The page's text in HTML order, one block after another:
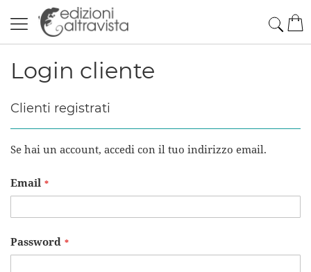
al
contenuto
Login cliente
Clienti registrati
Se hai un account, accedi con il tuo indirizzo email.
Email
Password